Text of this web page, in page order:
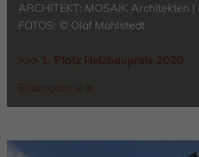
ARCHITEKT: MOSAIK Architekten |
FOTOS: © Olaf Mahlstedt
>>> 1. Platz Holzbaupreis 2020
Bildergalerie